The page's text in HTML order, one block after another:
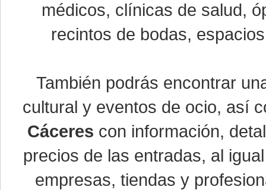
médicos, clínicas de salud,
recintos de bodas,
También podrás encontrar
cultural y eventos de ocio, así
Cáceres con información,
precios de las entradas, al
empresas, tiendas y